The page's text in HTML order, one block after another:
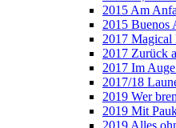
2015 Am
2015 Buenos
2017
2017 Zurück
2017 Im
2017/18
2019 Wer
2019 Mit
2019 Alles